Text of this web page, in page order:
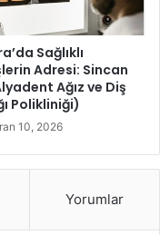
Sağlıklı
Adresi: Sincan
Ağız ve Diş
Polikliniği)
10, 2026
Yorumlar